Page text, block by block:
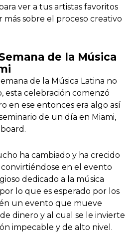
ver a tus artistas favoritos
sobre el proceso creativo
de la Música
de la Música Latina no
esta celebración comenzó
en ese entonces era algo así
de un día en Miami,
ha cambiado y ha crecido
en el evento
dedicado a la música
lo que es esperado por los
un evento que mueve
dinero y al cual se le invierte
impecable y de alto nivel.